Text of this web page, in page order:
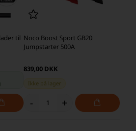
til Noco Boost Sport GB20
Jumpstarter 500A
839,00 DKK
Ikke på lager
- +